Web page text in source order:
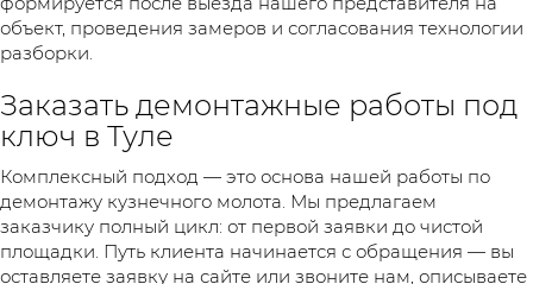
объект, проведения замеров и согласования технологии
разборки.
Заказать демонтажные работы под
ключ в Туле
Комплексный подход — это основа нашей работы по
демонтажу кузнечного молота. Мы предлагаем
заказчику полный цикл: от первой заявки до чистой
площадки. Путь клиента начинается с обращения — вы
оставляете заявку на сайте или звоните нам, описываете